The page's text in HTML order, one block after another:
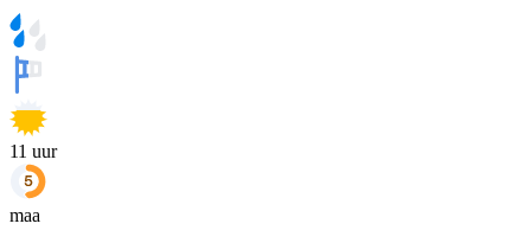
11 uur
maa